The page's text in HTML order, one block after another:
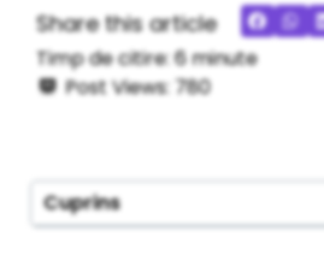
Share this article
Timp de citire: 6minute
Post Views: 780
Cuprins